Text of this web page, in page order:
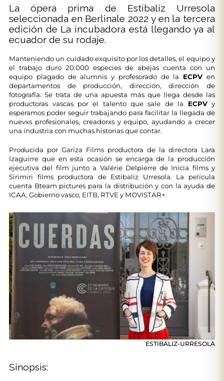
La ópera prima de Estibaliz Urresola
seleccionada en Berlinale 2022 y en la tercera
edición de La incubadora está llegando ya al
ecuador de su rodaje.
Manteniendo un cuidado exquisito por los detalles, el equipo y
el trabajo duro 20.000 especies de abejas cuenta con un
equipo plagado de alumnis y profesorado de la ECPV en
departamentos de producción, dirección, dirección de
fotografía. Se trata de una apuesta más que llega desde las
productoras vascas por el talento que sale de la ECPVy
esperamos poder seguir trabajando para facilitar la llegada de
nuevxs profesionales, creadorxs y equipo, ayudando a crecer
una industria con muchas historias que contar.
Producida por Gariza Films productora de la directora Lara
Izaguirre que en esta ocasión se encarga de la producción
ejecutiva del film junto a Valérie Delpierre de Inicia films y
Sirimiri films productora de Estibaliz Urresola. La película
cuenta Bteam pictures para la distribución y con la ayuda de
ICAA, Gobierno vasco, EITB, RTVE y MOVISTAR+.
ESTIBALIZ-URRESOLA
Sinopsis: